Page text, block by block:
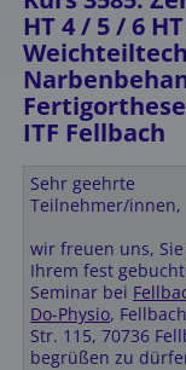
HT 4 / 5 / 6
ITF Fellbach
Sehr geehrte
Teilnehmer/innen,
wir freuen uns,
Ihrem fest
Seminar bei
Do-Physio,
Str. 115, 70736
begrüßen zu